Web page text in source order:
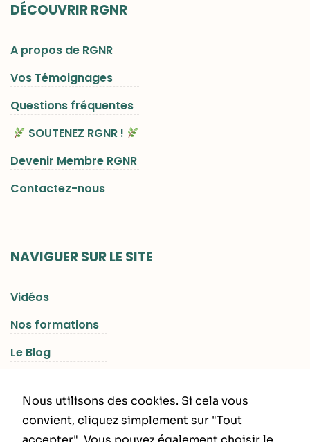
DÉCOUVRIR RGNR
A propos de RGNR
Vos Témoignages
Questions fréquentes
SOUTENEZ RGNR !
Devenir Membre RGNR
Contactez-nous
NAVIGUER SUR LE SITE
Vidéos
Nos formations
Le Blog
Nous utilisons des cookies. Si cela vous
convient, cliquez simplement sur "Tout